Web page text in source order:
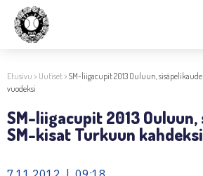
Etusivu > Uutiset>SM-liigacupit 2013 Ouluun,
vuodeksi
SM-liigacupit 2013
SM-kisat Turkuun